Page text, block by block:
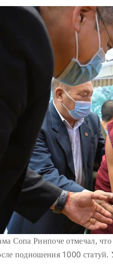
Сопа Ринпоче отмечал,
подношения 1000